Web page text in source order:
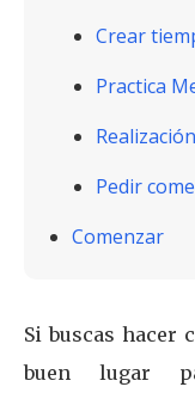
Crear
Practica
Pedir
Comenzar
Si buscas hacer
buen lugar